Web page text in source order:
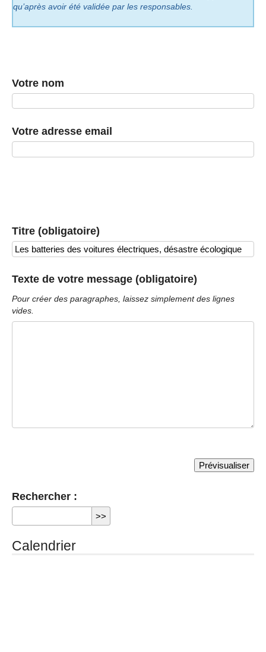
qu’après avoir été validée par les responsables.
Votre nom
Votre adresse email
Titre (obligatoire)
Texte de votre message (obligatoire)
Pour créer des paragraphes, laissez simplement des lignes
vides.
Rechercher :
Calendrier